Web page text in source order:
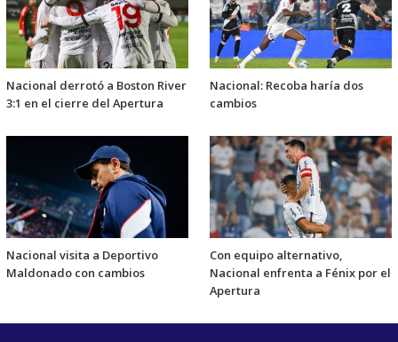
Nacional derrotó a Boston River
3:1 en el cierre del Apertura
Nacional: Recoba haría dos
cambios
Nacional visita a Deportivo
Maldonado con cambios
Con equipo alternativo,
Nacional enfrenta a Fénix por el
Apertura